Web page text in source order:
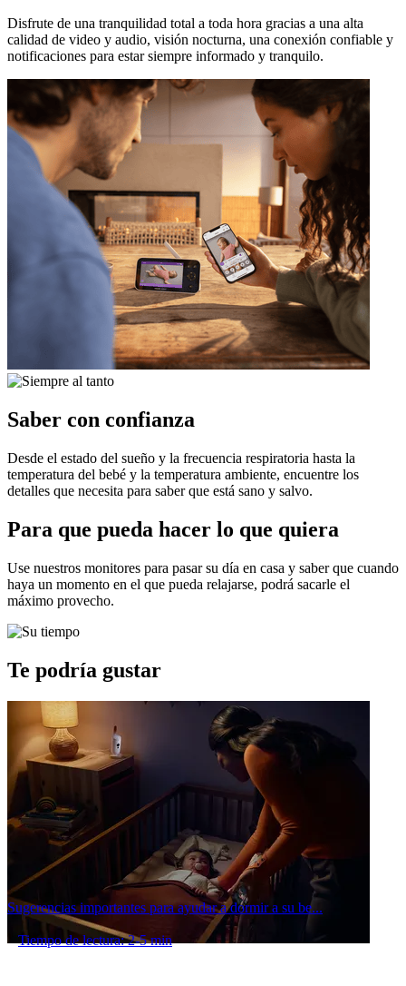
Disfrute de una tranquilidad total a toda hora gracias a una alta
calidad de video y audio, visión nocturna, una conexión confiable y
notificaciones para estar siempre informado y tranquilo.
Saber con confianza
Desde el estado del sueño y la frecuencia respiratoria hasta la
temperatura del bebé y la temperatura ambiente, encuentre los
detalles que necesita para saber que está sano y salvo.
Para que pueda hacer lo que quiera
Use nuestros monitores para pasar su día en casa y saber que cuando
haya un momento en el que pueda relajarse, podrá sacarle el
máximo provecho.
Te podría gustar
Sugerencias importantes para ayudar a dormir a su be...
Tiempo de lectura: 2-5 min